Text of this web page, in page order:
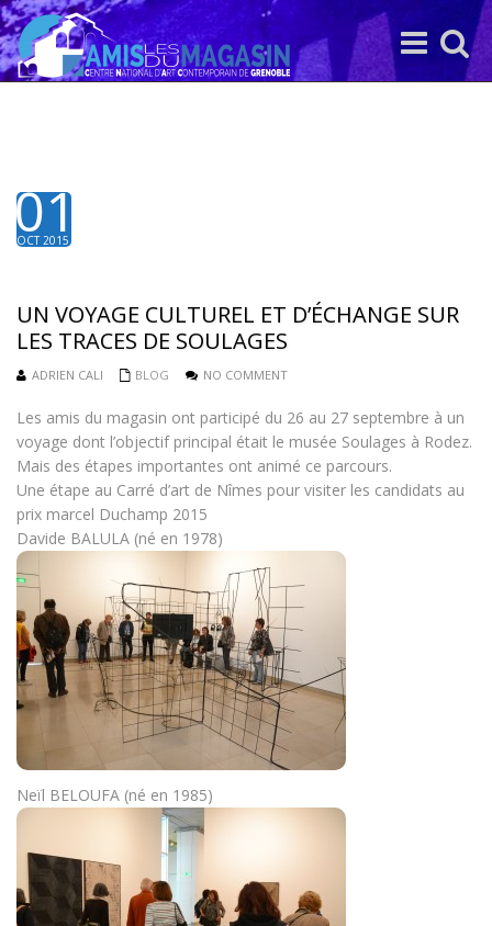
Toggle
search
Toggle
navigation
01
OCT 2015
UN VOYAGE CULTUREL ET D’ÉCHANGE SUR
LES TRACES DE SOULAGES
ADRIEN CALI BLOG NO COMMENT
Les amis du magasin ont participé du 26 au 27 septembre à un
voyage dont l’objectif principal était le musée Soulages à Rodez.
Mais des étapes importantes ont animé ce parcours.
Une étape au Carré d’art de Nîmes pour visiter les candidats au
prix marcel Duchamp 2015
Davide BALULA (né en 1978)
Neïl BELOUFA (né en 1985)